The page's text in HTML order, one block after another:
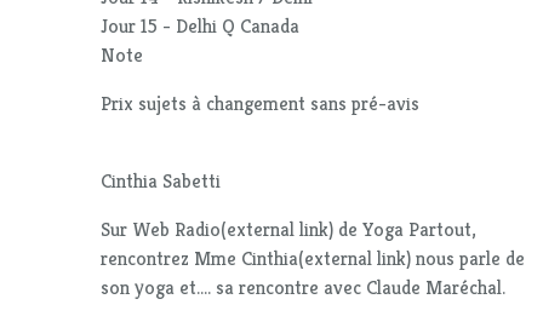
Jour 15 - Delhi Q Canada
Note
Prix sujets à changement sans pré-avis
Cinthia Sabetti
Sur Web Radio(external link) de Yoga Partout,
rencontrez Mme Cinthia(external link) nous parle de
son yoga et.... sa rencontre avec Claude Maréchal.